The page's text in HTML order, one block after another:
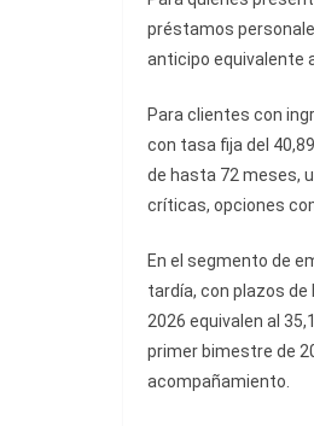
préstamos
anticipo equivalente
Para clientes con
con tasa fija del
de hasta 72 meses,
críticas, opciones
En el segmento de
tardía, con plazos de
2026 equivalen al
primer bimestre de
acompañamiento.